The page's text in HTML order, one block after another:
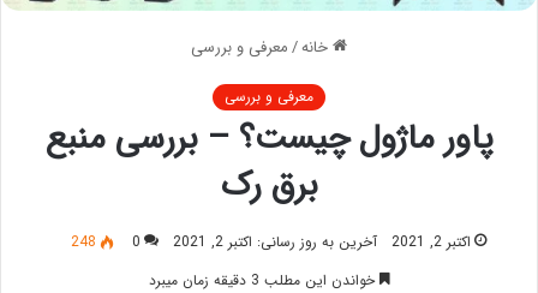
خانه/معرفی و بررسی
معرفی و بررسی
پاور ماژول چیست؟ – بررسی منبع
برق رک
اکتبر 2, 2021 آخرین به روز رسانی: اکتبر 2, 2021 0
248
خواندن این مطلب 3 دقیقه زمان میبرد